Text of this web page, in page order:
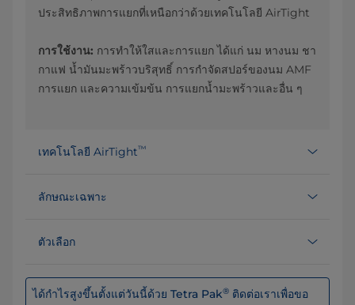
ประสิทธิภาพการแยกที่เหนือกว่าด้วยเทคโนโลยี AirTight
การใช้งาน: การทำให้ใสและการแยก ได้แก่ นม หางนม ชา
กาแฟ น้ำมันมะพร้าวบริสุทธิ์ การกำจัดสปอร์ของนม AMF
การแยก และความเข้มข้น การแยกน้ำมะพร้าวและอื่น ๆ
เทคโนโลยี AirTight™
ลักษณะเฉพาะ
ตัวเลือก
ได้กำไรสูงขึ้นตั้งแต่วันนี้ด้วย Tetra Pak® ติดต่อเราเพื่อขอ